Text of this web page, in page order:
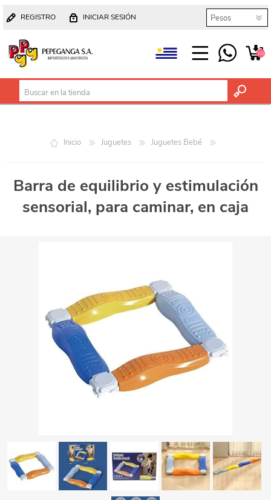
REGISTRO INICIAR SESIÓN
(0)
Inicio Juguetes Juguetes Bebé
Barra de equilibrio y estimulación
sensorial, para caminar, en caja